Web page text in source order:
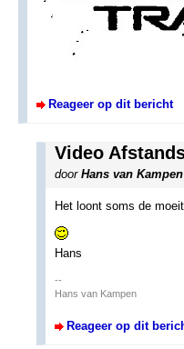
Reageer op dit bericht
Video
door Hans van Kampen
Het loont soms de
Hans
--
Hans van Kampen
Reageer op dit